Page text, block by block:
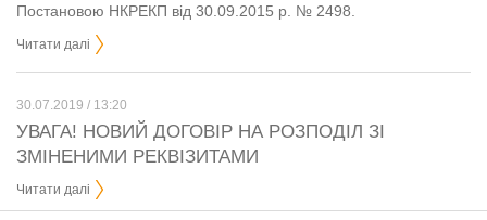
Постановою НКРЕКП від 30.09.2015 р. № 2498.
Читати далі
30.07.2019 / 13:20
УВАГА! НОВИЙ ДОГОВІР НА РОЗПОДІЛ ЗІ
ЗМІНЕНИМИ РЕКВІЗИТАМИ
Читати далі